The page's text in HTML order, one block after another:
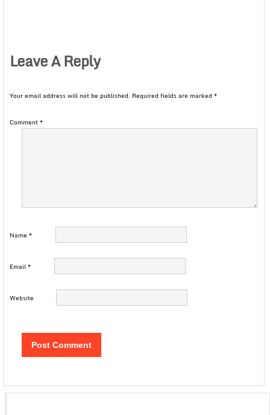
Leave A Reply
Your email address will not be published. Required fields are marked *
Comment*
Name *
Email*
Website